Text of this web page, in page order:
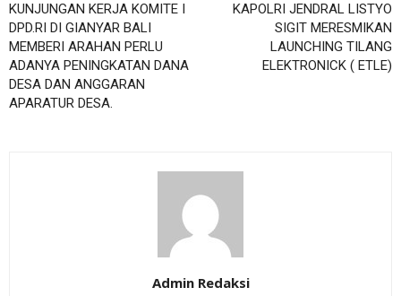
KUNJUNGAN KERJA KOMITE I
DPD.RI DI GIANYAR BALI
MEMBERI ARAHAN PERLU
ADANYA PENINGKATAN DANA
DESA DAN ANGGARAN
APARATUR DESA.
KAPOLRI JENDRAL LISTYO
SIGIT MERESMIKAN
LAUNCHING TILANG
ELEKTRONICK ( ETLE)
Admin Redaksi